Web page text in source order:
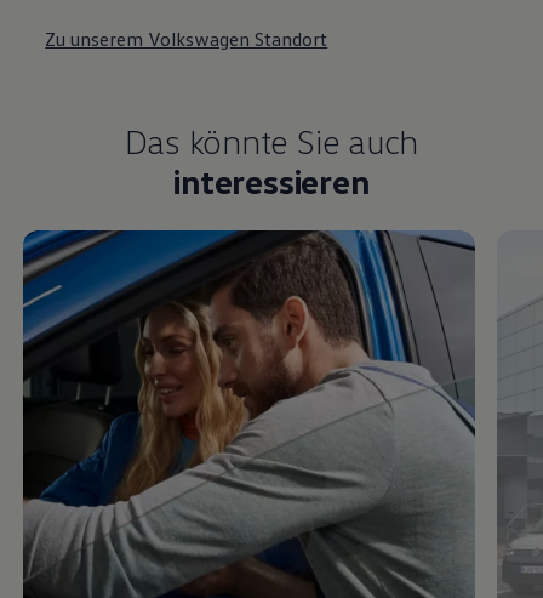
Zu unserem Volkswagen Standort
Das könnte Sie auch
interessieren